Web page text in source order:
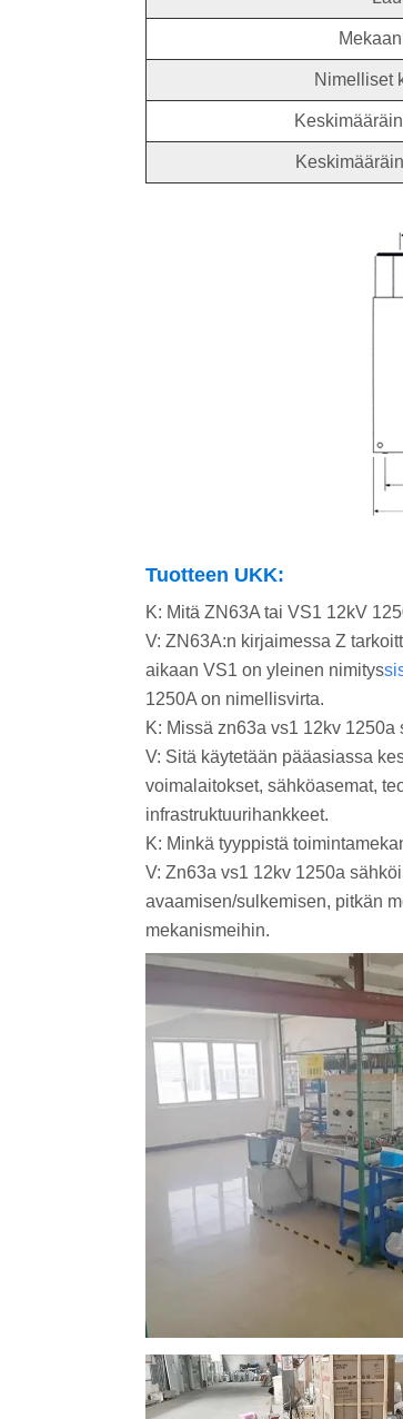
Nimelliset
Tuotteen UKK:
K: Mitä ZN63A tai VS1 12kV
V: ZN63A:n kirjaimessa Z
aikaan VS1 on yleinen nimitys
1250A on nimellisvirta.
K: Missä zn63a vs1 12kv
V: Sitä käytetään pääasiassa
voimalaitokset, sähköasemat,
infrastruktuurihankkeet.
K: Minkä tyyppistä
V: Zn63a vs1 12kv 1250a
avaamisen/sulkemisen, pitkän
mekanismeihin.